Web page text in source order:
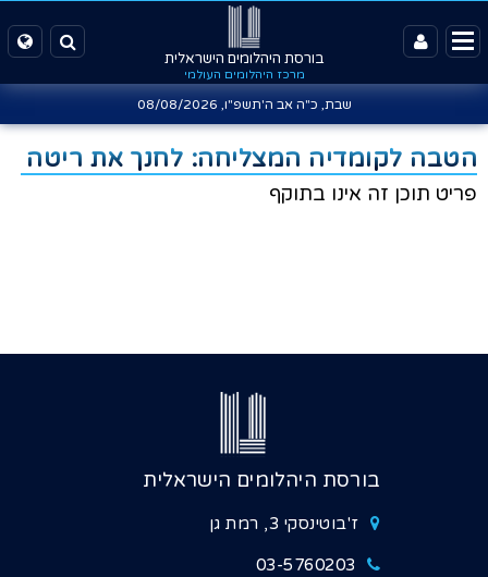
בורסת היהלומים הישראלית
מרכז היהלומים העולמי
שבת, כ"ה אב ה'תשפ"ו, 08/08/2026
הטבה לקומדיה המצליחה: לחנך את ריטה
פריט תוכן זה אינו בתוקף
בורסת היהלומים הישראלית
ז'בוטינסקי 3, רמת גן
03-5760203